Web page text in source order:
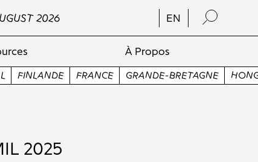
2026 EN
À Propos
GRANDE-BRETAGNE HONGRIE ITALIE JAPON
2025